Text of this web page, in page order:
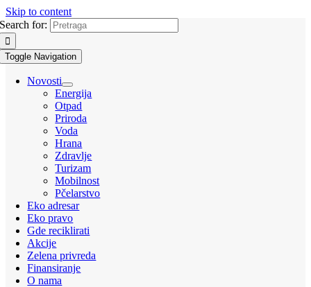
Skip to content
Search for:
Toggle Navigation
Novosti
Energija
Otpad
Priroda
Voda
Hrana
Zdravlje
Turizam
Mobilnost
Pčelarstvo
Eko adresar
Eko pravo
Gde reciklirati
Akcije
Zelena privreda
Finansiranje
O nama